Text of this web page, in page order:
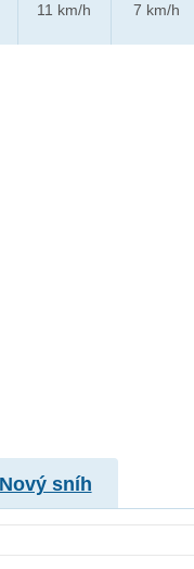
11 km/h
7 km/h
Nový sníh